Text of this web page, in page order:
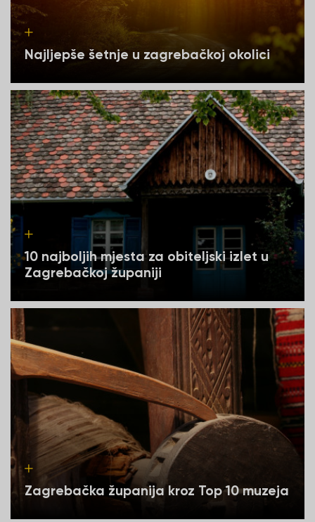
Najljepše šetnje u zagrebačkoj okolici
10 najboljih mjesta za obiteljski izlet u
Zagrebačkoj županiji
Zagrebačka županija kroz Top 10 muzeja